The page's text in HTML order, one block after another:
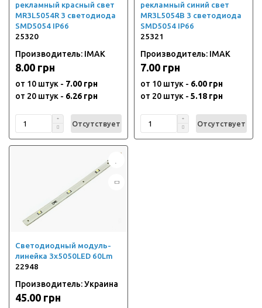
рекламный красный свет
MR3L5054R 3 светодиода
SMD5054 IP66
25320
Производитель: IMAK
8.00 грн
от 10 штук - 7.00 грн
от 20 штук - 6.26 грн
Отсутствует
рекламный синий свет
MR3L5054B 3 светодиода
SMD5054 IP66
25321
Производитель: IMAK
7.00 грн
от 10 штук - 6.00 грн
от 20 штук - 5.18 грн
Отсутствует
Светодиодный модуль-
линейка 3x5050LED 60Lm
22948
Производитель: Украина
45.00 грн